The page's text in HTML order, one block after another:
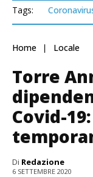
Tags:
Home Locale
Torre
Covid-
Di Redazione
6 SETTEMBRE 2020